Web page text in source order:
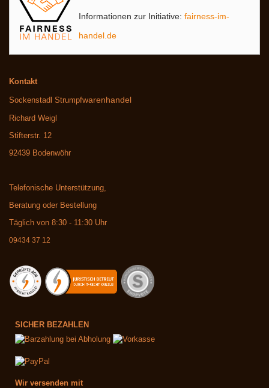
Informationen zur Initiative: fairness-im-
handel.de
Kontakt
Sockenstadl Strumpfwarenhandel
Richard Weigl
Stifterstr. 12
92439 Bodenwöhr
Telefonische Unterstützung,
Beratung oder Bestellung
Täglich von 8:30 - 11:30 Uhr
09434 37 12
SICHER BEZAHLEN
Wir versenden mit